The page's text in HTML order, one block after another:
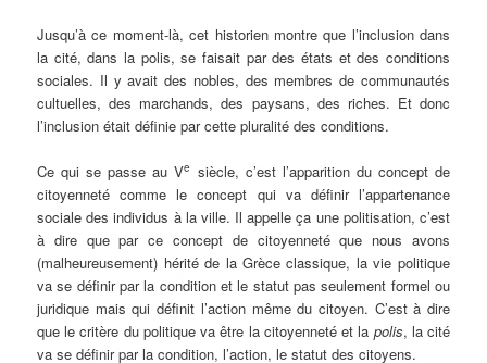
Jusqu’à ce moment-là, cet historien montre que l’inclusion dans
la cité, dans la polis, se faisait par des états et des conditions
sociales. Il y avait des nobles, des membres de communautés
cultuelles, des marchands, des paysans, des riches. Et donc
l’inclusion était définie par cette pluralité des conditions.
Ce qui se passe au Ve siècle, c’est l’apparition du concept de
citoyenneté comme le concept qui va définir l’appartenance
sociale des individus à la ville. Il appelle ça une politisation, c’est
à dire que par ce concept de citoyenneté que nous avons
(malheureusement) hérité de la Grèce classique, la vie politique
va se définir par la condition et le statut pas seulement formel ou
juridique mais qui définit l’action même du citoyen. C’est à dire
que le critère du politique va être la citoyenneté et la polis, la cité
va se définir par la condition, l’action, le statut des citoyens.